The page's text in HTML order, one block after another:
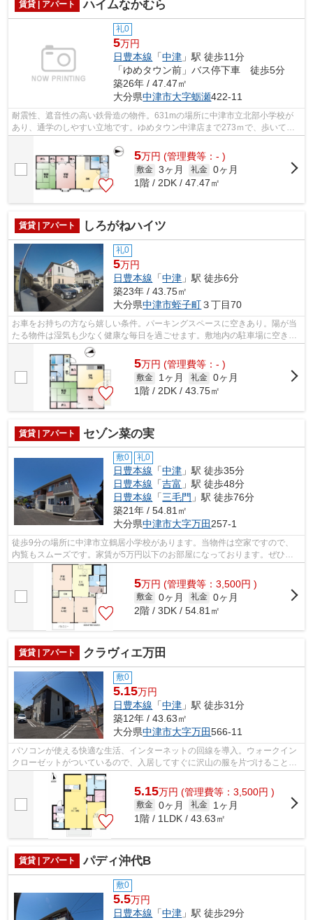
賃貸 | アパート ハイムなかむら
礼0
5万円
日豊本線 「中津 」駅 徒歩11分
「ゆめタウン前」バス停下車 徒歩5分
築26年 / 47.47㎡
大分県中津市大字蛎瀬422-11
耐震性、遮音性の高い鉄骨造の物件。631mの場所に中津市立北部小学校が
あり、通学のしやすい立地です。ゆめタウン中津店まで273ｍで、歩いて行
ける場所にあります。経済的にうれしい共...
5万円 (管理費等：- )
敷金 3ヶ月 礼金 0ヶ月
1階 / 2DK / 47.47㎡
賃貸 | アパート しろがねハイツ
礼0
5万円
日豊本線 「中津 」駅 徒歩6分
築23年 / 43.75㎡
大分県中津市蛭子町３丁目70
お車をお持ちの方なら嬉しい条件。パーキングスペースに空きあり。陽が当
たる物件は湿気も少なく健康な毎日を過ごせます。敷地内の駐車場に空きが
あるので、是非ご利用ください。ダイ...
5万円 (管理費等：- )
敷金 1ヶ月 礼金 0ヶ月
1階 / 2DK / 43.75㎡
賃貸 | アパート セゾン菜の実
敷0 礼0
日豊本線 「中津 」駅 徒歩35分
日豊本線 「吉富 」駅 徒歩48分
日豊本線 「三毛門 」駅 徒歩76分
築21年 / 54.81㎡
大分県中津市大字万田257-1
徒歩9分の場所に中津市立鶴居小学校があります。当物件は空家ですので、
内覧もスムーズです。家賃が5万円以下のお部屋になっております。ぜひご
覧いただきたい賃貸物件です。住まい探...
5万円 (管理費等：3,500円 )
敷金 0ヶ月 礼金 0ヶ月
2階 / 3DK / 54.81㎡
賃貸 | アパート クラヴィエ万田
敷0
5.15万円
日豊本線 「中津 」駅 徒歩31分
築12年 / 43.63㎡
大分県中津市大字万田566-11
パソコンが使える快適な生活、インターネットの回線を導入。ウォークイン
クローゼットがついているので、入居してすぐに沢山の服を片づけることが
できます。駐2台可なので、2台目の車...
5.15万円 (管理費等：3,500円 )
敷金 0ヶ月 礼金
1ヶ月
1階 / 1LDK / 43.63㎡
賃貸 | アパート パディ沖代B
敷0
5.5万円
日豊本線 「中津 」駅 徒歩29分